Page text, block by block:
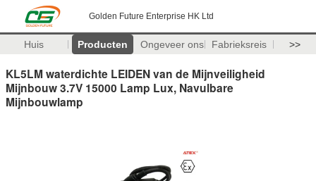
Golden Future Enterprise HK Ltd
Huis Producten Ongeveer ons Fabrieksreis >>
KL5LM waterdichte LEIDEN van de Mijnveiligheid
Mijnbouw 3.7V 15000 Lamp Lux, Navulbare
Mijnbouwlamp